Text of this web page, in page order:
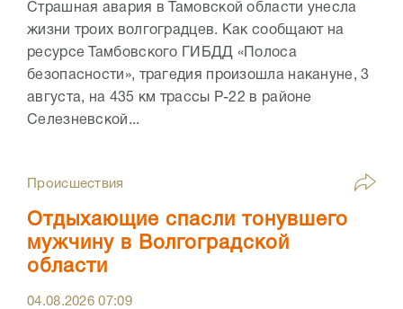
Страшная авария в Тамовской области унесла
жизни троих волгоградцев. Как сообщают на
ресурсе Тамбовского ГИБДД «Полоса
безопасности», трагедия произошла накануне, 3
августа, на 435 км трассы Р-22 в районе
Селезневской...
Происшествия
Отдыхающие спасли тонувшего
мужчину в Волгоградской
области
04.08.202607:09